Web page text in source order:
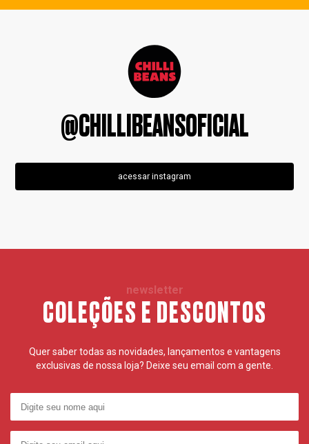
@CHILLIBEANSOFICIAL
acessar instagram
newsletter
COLEÇÕES E DESCONTOS
Quer saber todas as novidades, lançamentos e vantagens
exclusivas de nossa loja? Deixe seu email com a gente.